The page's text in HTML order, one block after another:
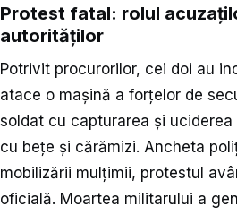
Protest fatal: rolul
autorităților
Potrivit procurorilor, cei doi au
atace o mașină a forțelor de
soldat cu capturarea și
cu bețe și cărămizi. Ancheta
mobilizării mulțimii, protestul
oficială. Moartea militarului a